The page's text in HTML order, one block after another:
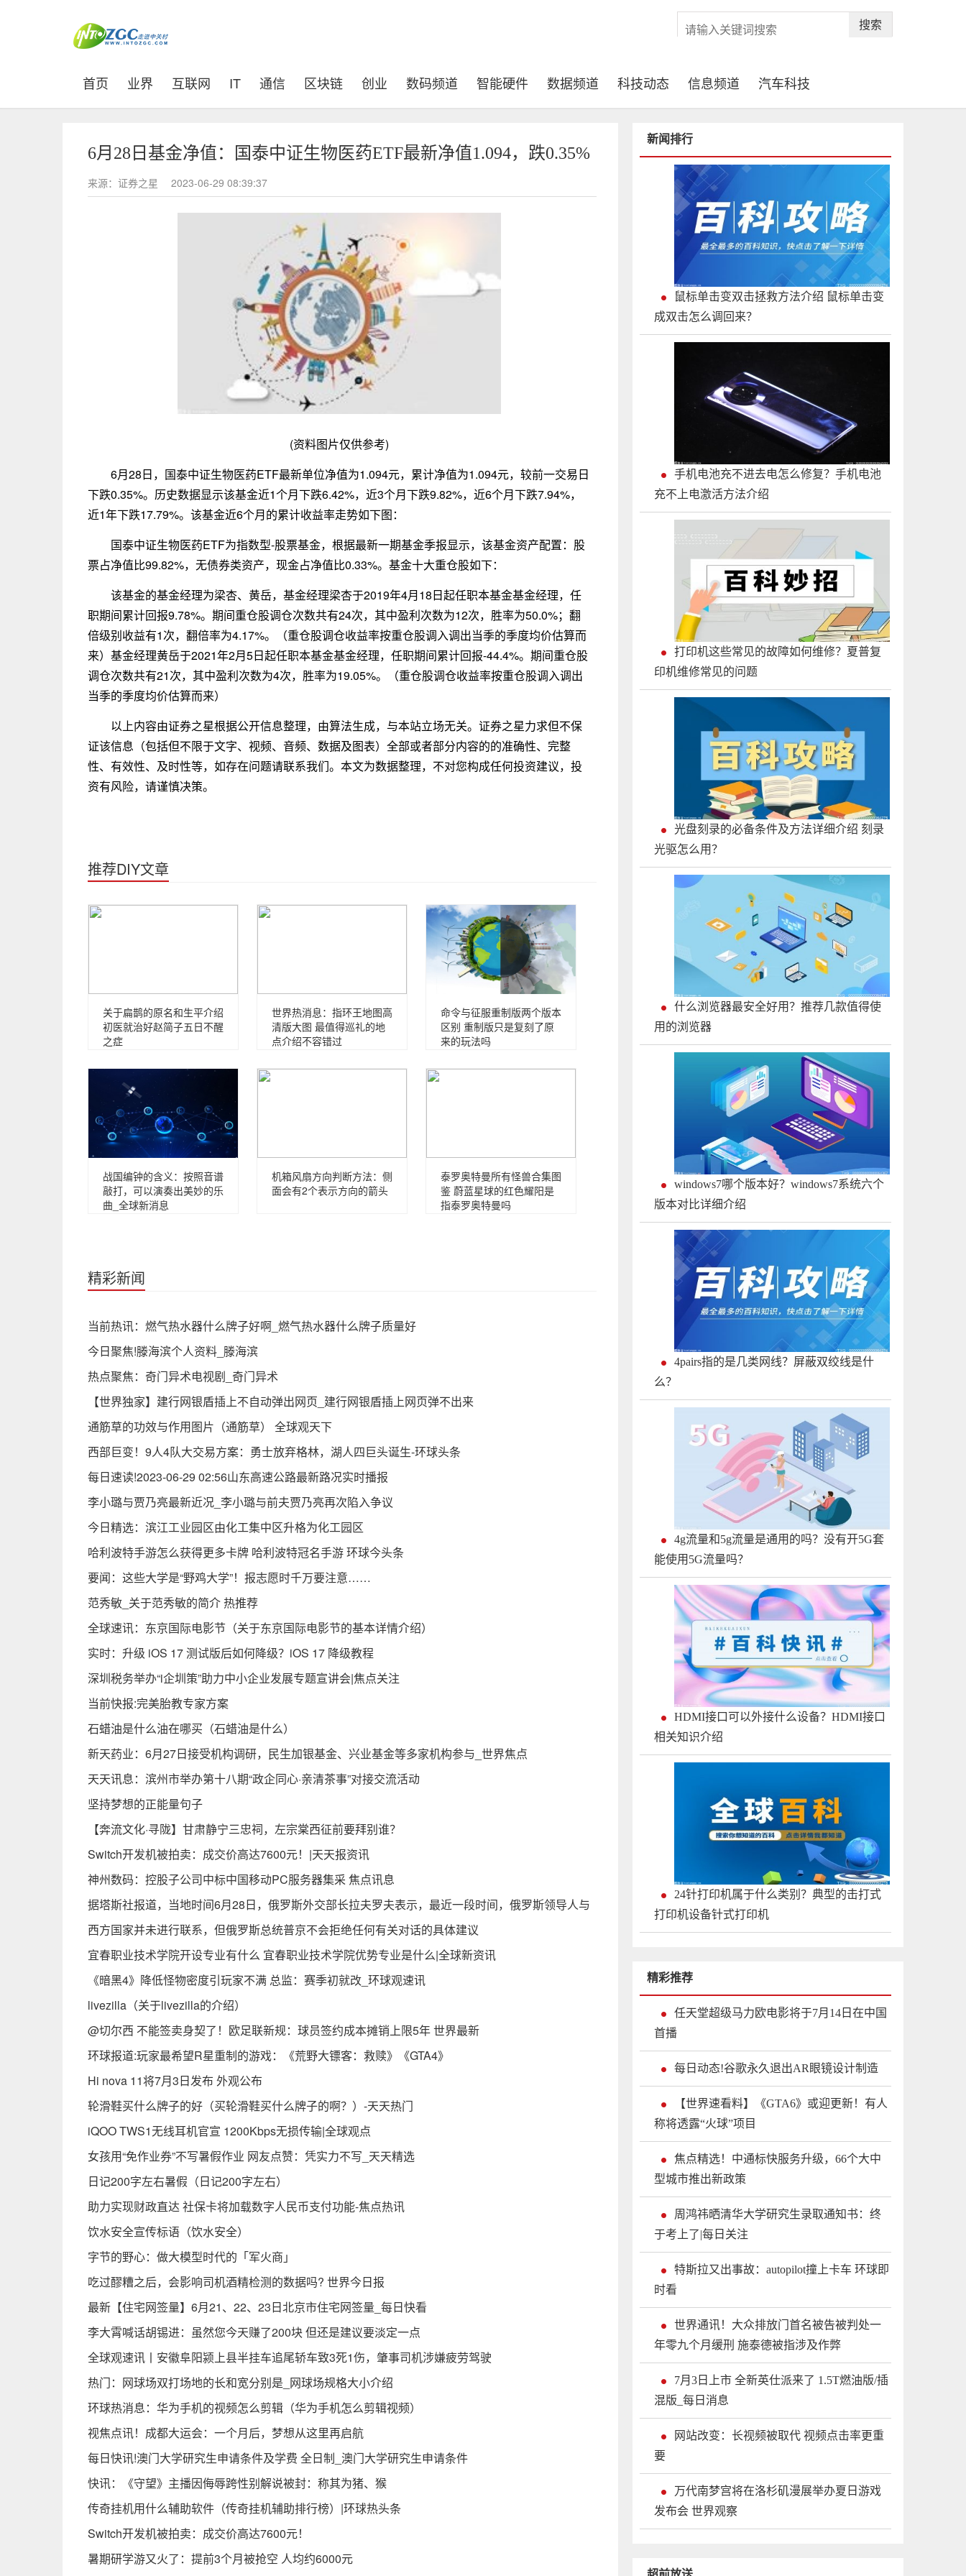
搜索
首页 (current)
业界 互联网 IT 通信 区块链 创业 数码频道 智能硬件 数据频道 科技动态 信息频道 汽车科技
6月28日基金净值：国泰中证生物医药ETF最新净值1.094，跌0.35%
来源：证券之星 2023-06-29 08:39:37
(资料图片仅供参考)
6月28日，国泰中证生物医药ETF最新单位净值为1.094元，累计净值为1.094元，较前一交易日
下跌0.35%。历史数据显示该基金近1个月下跌6.42%，近3个月下跌9.82%，近6个月下跌7.94%，
近1年下跌17.79%。该基金近6个月的累计收益率走势如下图：
国泰中证生物医药ETF为指数型-股票基金，根据最新一期基金季报显示，该基金资产配置：股
票占净值比99.82%，无债券类资产，现金占净值比0.33%。基金十大重仓股如下：
该基金的基金经理为梁杏、黄岳，基金经理梁杏于2019年4月18日起任职本基金基金经理，任
职期间累计回报9.78%。期间重仓股调仓次数共有24次，其中盈利次数为12次，胜率为50.0%；翻
倍级别收益有1次，翻倍率为4.17%。（重仓股调仓收益率按重仓股调入调出当季的季度均价估算而
来）基金经理黄岳于2021年2月5日起任职本基金基金经理，任职期间累计回报-44.4%。期间重仓股
调仓次数共有21次，其中盈利次数为4次，胜率为19.05%。（重仓股调仓收益率按重仓股调入调出
当季的季度均价估算而来）
以上内容由证券之星根据公开信息整理，由算法生成，与本站立场无关。证券之星力求但不保
证该信息（包括但不限于文字、视频、音频、数据及图表）全部或者部分内容的的准确性、完整
性、有效性、及时性等，如存在问题请联系我们。本文为数据整理，不对您构成任何投资建议，投
资有风险，请谨慎决策。
推荐DIY文章
关于扁鹊的原名和生平介绍
初医就治好赵简子五日不醒
之症
世界热消息：指环王地图高
清版大图 最值得巡礼的地
点介绍不容错过
命令与征服重制版两个版本
区别 重制版只是复刻了原
来的玩法吗
战国编钟的含义：按照音谱
敲打，可以演奏出美妙的乐
曲_全球新消息
机箱风扇方向判断方法：侧
面会有2个表示方向的箭头
泰罗奥特曼所有怪兽合集图
鉴 蔚蓝星球的红色耀阳是
指泰罗奥特曼吗
精彩新闻
当前热讯：燃气热水器什么牌子好啊_燃气热水器什么牌子质量好
今日聚焦!滕海滨个人资料_滕海滨
热点聚焦：奇门异术电视剧_奇门异术
【世界独家】建行网银盾插上不自动弹出网页_建行网银盾插上网页弹不出来
通筋草的功效与作用图片（通筋草） 全球观天下
西部巨变！9人4队大交易方案：勇士放弃格林，湖人四巨头诞生-环球头条
每日速读!2023-06-29 02:56山东高速公路最新路况实时播报
李小璐与贾乃亮最新近况_李小璐与前夫贾乃亮再次陷入争议
今日精选：滨江工业园区由化工集中区升格为化工园区
哈利波特手游怎么获得更多卡牌 哈利波特冠名手游 环球今头条
要闻：这些大学是“野鸡大学”！报志愿时千万要注意……
范秀敏_关于范秀敏的简介 热推荐
全球速讯：东京国际电影节（关于东京国际电影节的基本详情介绍）
实时：升级 iOS 17 测试版后如何降级？iOS 17 降级教程
深圳税务举办“i企圳策”助力中小企业发展专题宣讲会|焦点关注
当前快报:完美胎教专家方案
石蜡油是什么油在哪买（石蜡油是什么）
新天药业：6月27日接受机构调研，民生加银基金、兴业基金等多家机构参与_世界焦点
天天讯息：滨州市举办第十八期“政企同心·亲清茶事”对接交流活动
坚持梦想的正能量句子
【奔流文化·寻陇】甘肃静宁三忠祠，左宗棠西征前要拜别谁？
Switch开发机被拍卖：成交价高达7600元！|天天报资讯
神州数码：控股子公司中标中国移动PC服务器集采 焦点讯息
据塔斯社报道，当地时间6月28日，俄罗斯外交部长拉夫罗夫表示，最近一段时间，俄罗斯领导人与
西方国家并未进行联系，但俄罗斯总统普京不会拒绝任何有关对话的具体建议
宜春职业技术学院开设专业有什么 宜春职业技术学院优势专业是什么|全球新资讯
《暗黑4》降低怪物密度引玩家不满 总监：赛季初就改_环球观速讯
livezilla（关于livezilla的介绍）
@切尔西 不能签卖身契了！欧足联新规：球员签约成本摊销上限5年 世界最新
环球报道:玩家最希望R星重制的游戏：《荒野大镖客：救赎》《GTA4》
Hi nova 11将7月3日发布 外观公布
轮滑鞋买什么牌子的好（买轮滑鞋买什么牌子的啊？）-天天热门
iQOO TWS1无线耳机官宣 1200Kbps无损传输|全球观点
女孩用“免作业券”不写暑假作业 网友点赞：凭实力不写_天天精选
日记200字左右暑假（日记200字左右）
助力实现财政直达 社保卡将加载数字人民币支付功能-焦点热讯
饮水安全宣传标语（饮水安全）
字节的野心：做大模型时代的「军火商」
吃过醪糟之后，会影响司机酒精检测的数据吗? 世界今日报
最新【住宅网签量】6月21、22、23日北京市住宅网签量_每日快看
李大霄喊话胡锡进：虽然您今天赚了200块 但还是建议要淡定一点
全球观速讯丨安徽阜阳颍上县半挂车追尾轿车致3死1伤，肇事司机涉嫌疲劳驾驶
热门：网球场双打场地的长和宽分别是_网球场规格大小介绍
环球热消息：华为手机的视频怎么剪辑（华为手机怎么剪辑视频）
视焦点讯！成都大运会：一个月后，梦想从这里再启航
每日快讯!澳门大学研究生申请条件及学费 全日制_澳门大学研究生申请条件
快讯：《守望》主播因侮辱跨性别解说被封：称其为猪、猴
传奇挂机用什么辅助软件（传奇挂机辅助排行榜）|环球热头条
Switch开发机被拍卖：成交价高达7600元！
暑期研学游又火了：提前3个月被抢空 人均约6000元
新闻排行
鼠标单击变双击拯救方法介绍 鼠标单击变
成双击怎么调回来？
手机电池充不进去电怎么修复？手机电池
充不上电激活方法介绍
打印机这些常见的故障如何维修？夏普复
印机维修常见的问题
光盘刻录的必备条件及方法详细介绍 刻录
光驱怎么用？
什么浏览器最安全好用？推荐几款值得使
用的浏览器
windows7哪个版本好？windows7系统六个
版本对比详细介绍
4pairs指的是几类网线？屏蔽双绞线是什
么？
4g流量和5g流量是通用的吗？没有开5G套
能使用5G流量吗？
HDMI接口可以外接什么设备？HDMI接口
相关知识介绍
24针打印机属于什么类别？典型的击打式
打印机设备针式打印机
精彩推荐
任天堂超级马力欧电影将于7月14日在中国
首播
每日动态!谷歌永久退出AR眼镜设计制造
【世界速看料】《GTA6》或迎更新！有人
称将透露“火球”项目
焦点精选！中通标快服务升级，66个大中
型城市推出新政策
周鸿祎晒清华大学研究生录取通知书：终
于考上了|每日关注
特斯拉又出事故：autopilot撞上卡车 环球即
时看
世界通讯！大众排放门首名被告被判处一
年零九个月缓刑 施泰德被指涉及作弊
7月3日上市 全新英仕派来了 1.5T燃油版/插
混版_每日消息
网站改变：长视频被取代 视频点击率更重
要
万代南梦宫将在洛杉矶漫展举办夏日游戏
发布会 世界观察